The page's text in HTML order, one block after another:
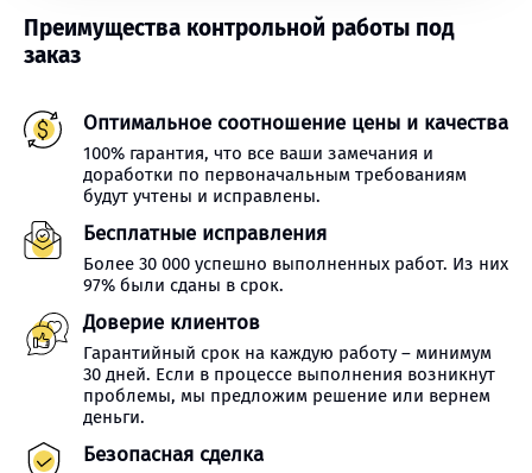
Преимущества контрольной работы под
заказ
Оптимальное соотношение цены и качества
100% гарантия, что все ваши замечания и
доработки по первоначальным требованиям
будут учтены и исправлены.
Бесплатные исправления
Более 30 000 успешно выполненных работ. Из них
97% были сданы в срок.
Доверие клиентов
Гарантийный срок на каждую работу – минимум
30 дней. Если в процессе выполнения возникнут
проблемы, мы предложим решение или вернем
деньги.
Безопасная сделка